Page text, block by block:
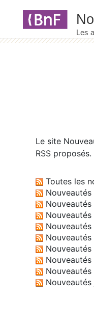
Le site
RSS proposés.
Toutes les
Nouveautés